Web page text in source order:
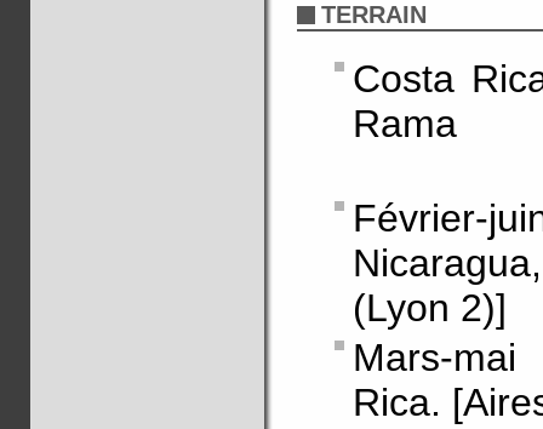
TERRAIN
Costa
Rama
(Lyon 2)]
Mars-
Rica.